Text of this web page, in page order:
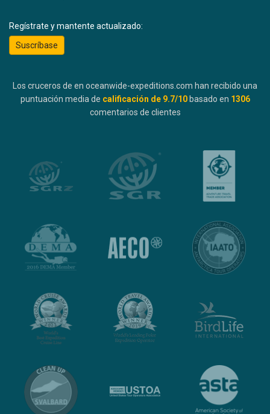
Regístrate y mantente actualizado:
Suscríbase
Los cruceros de en oceanwide-expeditions.com han recibido una
puntuación media de calificación de 9.7/10 basado en 1306
comentarios de clientes